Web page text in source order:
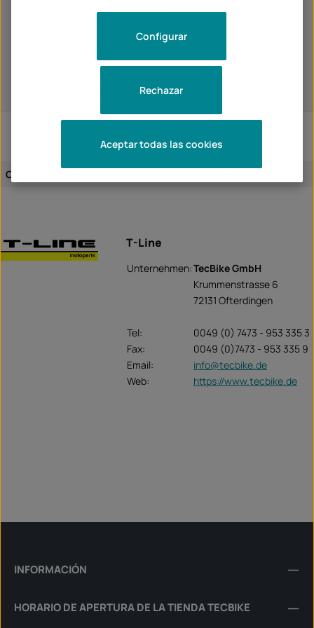
S 1000 RR 2010
S 1000 RR 2012
S 1000 RR 2014
S 1000 RR 2016
Cesión del artículo:
T-Line
Unternehmen:TecBike GmbH
Krummenstrasse 6
72131 Ofterdingen
Tel:
0049 (0) 7473 - 953 335 3
Fax:
0049 (0)7473 - 953 335 9
Email:
info@tecbike.de
Web:
https://www.tecbike.de
INFORMACIÓN
HORARIO DE APERTURA DE LA TIENDA TECBIKE
Rechazar
Configurar
Aceptar todas las cookies